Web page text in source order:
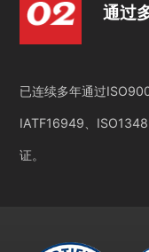
通过
已连续多年通过
IATF16949、
证。